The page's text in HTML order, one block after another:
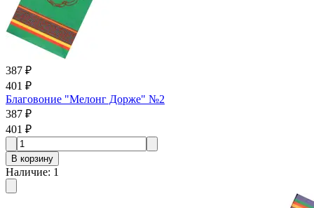
387 ₽
401 ₽
Благовоние "Мелонг Дорже" №2
387 ₽
401 ₽
В корзину
Наличие: 1